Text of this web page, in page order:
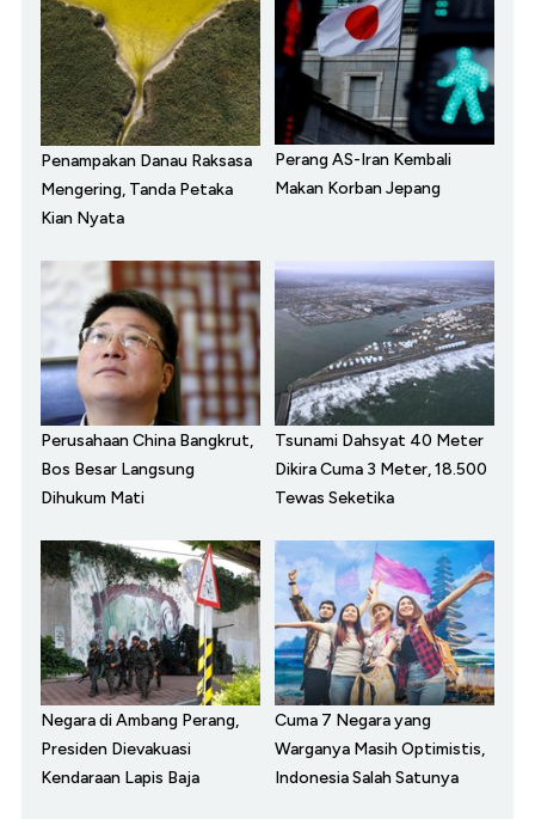
Penampakan Danau Raksasa
Mengering, Tanda Petaka
Kian Nyata
Perang AS-Iran Kembali
Makan Korban Jepang
Perusahaan China Bangkrut,
Bos Besar Langsung
Dihukum Mati
Tsunami Dahsyat 40 Meter
Dikira Cuma 3 Meter, 18.500
Tewas Seketika
Negara di Ambang Perang,
Presiden Dievakuasi
Kendaraan Lapis Baja
Cuma 7 Negara yang
Warganya Masih Optimistis,
Indonesia Salah Satunya